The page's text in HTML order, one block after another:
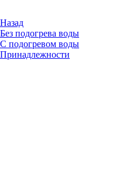
Назад
Без подогрева воды
С подогревом воды
Принадлежности